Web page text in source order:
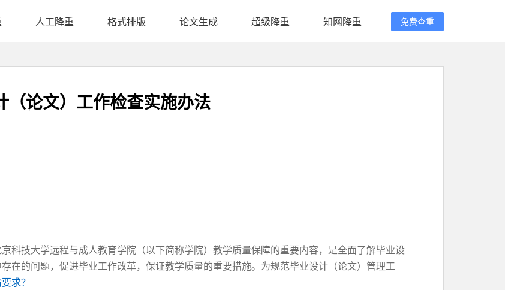
人工降重 格式排版 论文生成 超级降重 知网降重 免费查重
（论文）工作检查实施办法
科技大学远程与成人教育学院（以下简称学院）教学质量保障的重要内容，是全面了解毕业设
在的问题，促进毕业工作改革，保证教学质量的重要措施。为规范毕业设计（论文）管理工
求？